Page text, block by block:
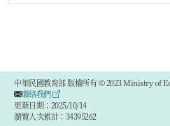
中華民國教育部 版權所有 © 2023 Ministry of
聯絡我們
更新日期：2025/10/14
瀏覽人次累計：34395262